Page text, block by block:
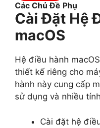
Các Chủ Đề Phụ
Cài Đặt Hệ
macOS
Hệ điều hành
thiết kế riêng cho
hành này cung cấp
sử dụng và nhiều
Cài đặt hệ